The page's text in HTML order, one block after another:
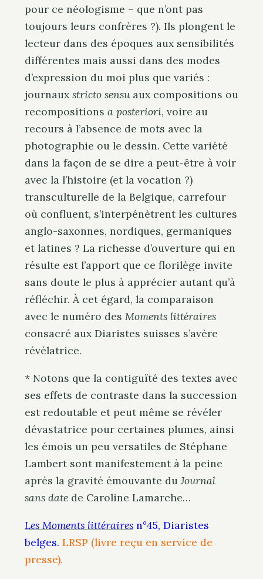
pour ce néologisme – que n’ont pas
toujours leurs confrères ?). Ils plongent le
lecteur dans des époques aux sensibilités
différentes mais aussi dans des modes
d’expression du moi plus que variés :
journaux stricto sensu aux compositions ou
recompositions a posteriori, voire au
recours à l’absence de mots avec la
photographie ou le dessin. Cette variété
dans la façon de se dire a peut-être à voir
avec la l’histoire (et la vocation ?)
transculturelle de la Belgique, carrefour
où confluent, s’interpénètrent les cultures
anglo-saxonnes, nordiques, germaniques
et latines ? La richesse d’ouverture qui en
résulte est l’apport que ce florilège invite
sans doute le plus à apprécier autant qu’à
réfléchir. À cet égard, la comparaison
avec le numéro des Moments littéraires
consacré aux Diaristes suisses s’avère
révélatrice.
* Notons que la contiguïté des textes avec
ses effets de contraste dans la succession
est redoutable et peut même se révéler
dévastatrice pour certaines plumes, ainsi
les émois un peu versatiles de Stéphane
Lambert sont manifestement à la peine
après la gravité émouvante duJournal
sans date de Caroline Lamarche…
Les Moments littéraires n°45, Diaristes
belges. LRSP (livre reçu en service de
presse).